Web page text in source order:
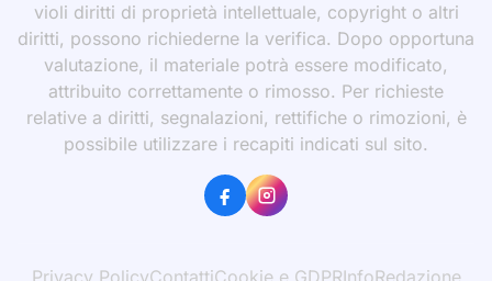
violi diritti di proprietà intellettuale, copyright o altri
diritti, possono richiederne la verifica. Dopo opportuna
valutazione, il materiale potrà essere modificato,
attribuito correttamente o rimosso. Per richieste
relative a diritti, segnalazioni, rettifiche o rimozioni, è
possibile utilizzare i recapiti indicati sul sito.